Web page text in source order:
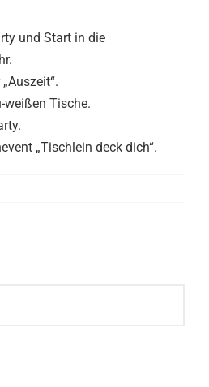
und Start in die
weißen Tische.
„Tischlein deck dich“.